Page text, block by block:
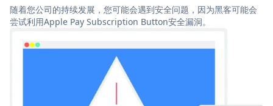
随着您公司的持续发展，您可能会遇到安全问题，因为黑客可能会
尝试利用Apple Pay Subscription Button安全漏洞。